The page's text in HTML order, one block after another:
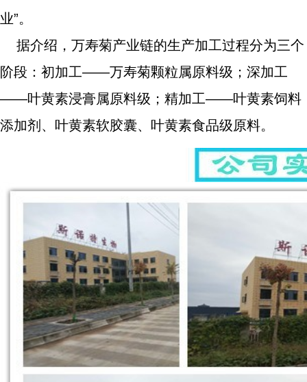
业”。
据介绍，万寿菊产业链的生产加工过程分为三个
阶段：初加工——万寿菊颗粒属原料级；深加工
——叶黄素浸膏属原料级；精加工——叶黄素饲料
添加剂、叶黄素软胶囊、叶黄素食品级原料。